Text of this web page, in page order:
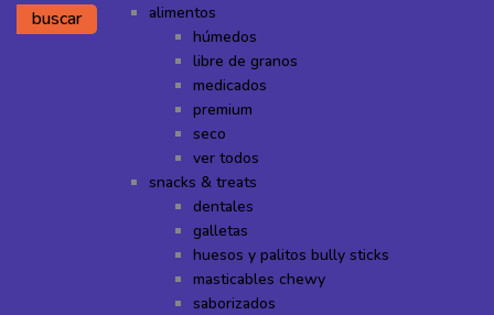
buscar
alimentos
húmedos
libre de granos
medicados
premium
seco
ver todos
snacks & treats
dentales
galletas
huesos y palitos bully sticks
masticables chewy
saborizados